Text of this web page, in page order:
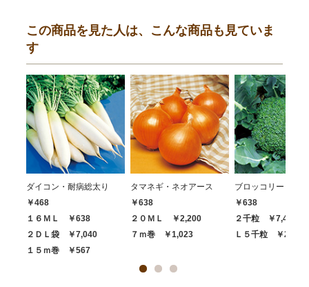
この商品を見た人は、こんな商品も見ていま
す
ダイコン・耐病総太り
￥468
１６ＭＬ ￥638
２ＤＬ袋 ￥7,040
１５ｍ巻 ￥567
タマネギ・ネオアース
￥638
２０ＭＬ ￥2,200
７ｍ巻 ￥1,023
ブロッコリー・ハ
￥638
２千粒 ￥7,480
Ｌ５千粒 ￥